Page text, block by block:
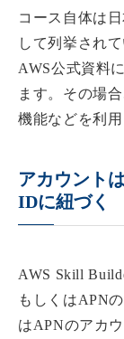
コース自体は
して列挙され
AWS公式資料
ます。その場
機能などを利
アカウント
IDに紐づく
AWS Skill
もしくはAPN
はAPNのアカ